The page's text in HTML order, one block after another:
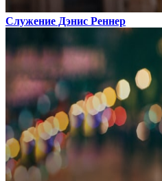
Служение Дэнис Реннер